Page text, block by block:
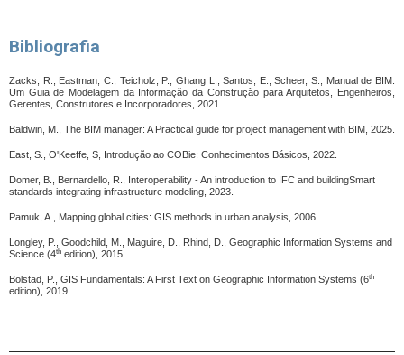
Bibliografia
Zacks, R., Eastman, C., Teicholz, P., Ghang L., Santos, E., Scheer, S., Manual de BIM:
Um Guia de Modelagem da Informação da Construção para Arquitetos, Engenheiros,
Gerentes, Construtores e Incorporadores, 2021.
Baldwin, M., The BIM manager: A Practical guide for project management with BIM, 2025.
East, S., O'Keeffe, S, Introdução ao COBie: Conhecimentos Básicos, 2022.
Domer, B., Bernardello, R., Interoperability - An introduction to IFC and buildingSmart
standards integrating infrastructure modeling, 2023.
Pamuk, A., Mapping global cities: GIS methods in urban analysis, 2006.
Longley, P., Goodchild, M., Maguire, D., Rhind, D., Geographic Information Systems and
Science (4th edition), 2015.
Bolstad, P., GIS Fundamentals: A First Text on Geographic Information Systems (6th
edition), 2019.